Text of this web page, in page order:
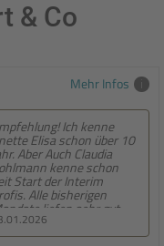
& Co
Mehr Infos
kenne
über 10
schon
gut
Top. Die
Empfehlung!
persönliche
entwickeln
weiter